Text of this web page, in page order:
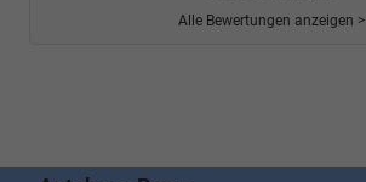
Alle Bewertungen anzeigen >